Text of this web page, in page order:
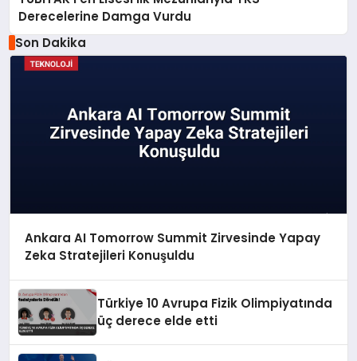
Derecelerine Damga Vurdu
Son Dakika
Ankara AI Tomorrow Summit Zirvesinde Yapay
Zeka Stratejileri Konuşuldu
Türkiye 10 Avrupa Fizik Olimpiyatında
üç derece elde etti